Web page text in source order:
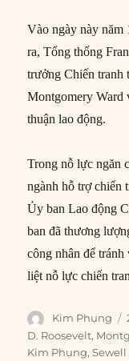
Vào ngày này năm
ra, Tổng thống
trưởng Chiến tranh
Montgomery Ward
thuận lao động.
Trong nỗ lực ngăn
ngành hỗ trợ chiến
Ủy ban Lao động
ban đã thương
công nhân để
liệt nỗ lực chiến
Author
Kim Phụng
D. Roosevelt,
Kim Phụng,Sewell